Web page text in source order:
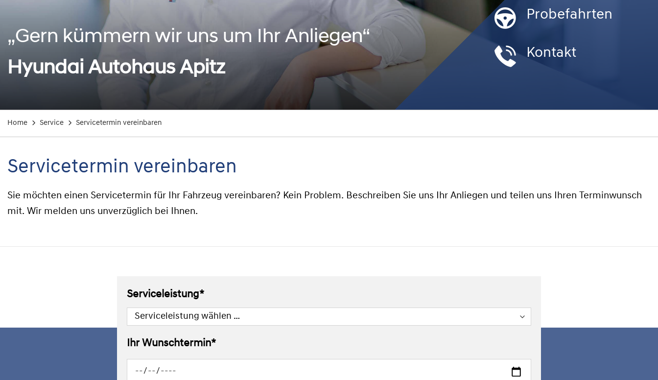
„Gern kümmern wir uns um Ihr Anliegen“
Hyundai Autohaus Apitz
Probefahrten
Kontakt
Home Service Servicetermin vereinbaren
Servicetermin vereinbaren
Sie möchten einen Servicetermin für Ihr Fahrzeug vereinbaren? Kein Problem. Beschreiben Sie uns Ihr Anliegen und teilen uns Ihren Terminwunsch
mit. Wir melden uns unverzüglich bei Ihnen.
Serviceleistung*
Ihr Wunschtermin*